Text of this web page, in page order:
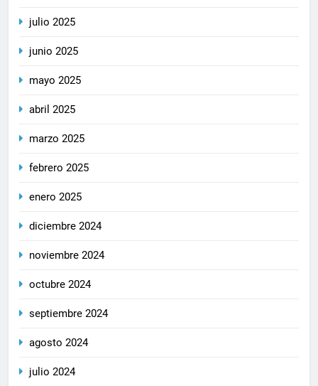
julio 2025
junio 2025
mayo 2025
abril 2025
marzo 2025
febrero 2025
enero 2025
diciembre 2024
noviembre 2024
octubre 2024
septiembre 2024
agosto 2024
julio 2024